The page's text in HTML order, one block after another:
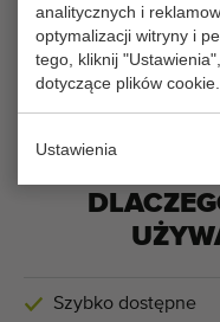
analitycznych i
optymalizacji witryny i
tego, kliknij
dotyczące plików cookie.
Ustawienia
część. Zmień
ZMIEŃ
Szybko dostępne